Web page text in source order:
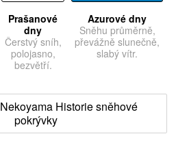
Prašanové
dny
Čerstvý sníh,
polojasno,
bezvětří.
Azurové dny
Sněhu průměrně,
převážně slunečně,
slabý vítr.
Historie sněhové
pokrývky